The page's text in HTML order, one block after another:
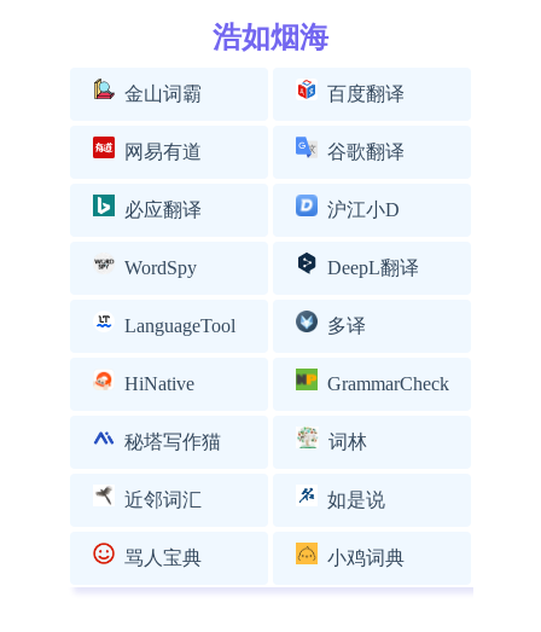
浩如烟海
金山词霸 百度翻译
网易有道 谷歌翻译
必应翻译 沪江小D
WordSpy DeepL翻译
LanguageTool 多译
HiNative GrammarCheck
秘塔写作猫 词林
近邻词汇 如是说
骂人宝典 小鸡词典